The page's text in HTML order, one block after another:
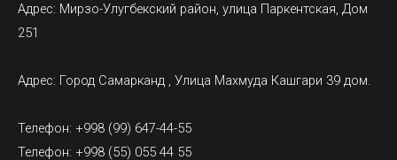
Адрес: Мирзо-Улугбекский район, улица Паркентская, Дом
251
Адрес: Город Самарканд , Улица Махмуда Кашгари 39 дом.
Телефон: +998 (99) 647-44-55
Телефон: +998 (55) 055 44 55